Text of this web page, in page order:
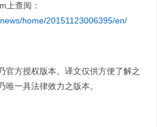
上查阅：
home/20151123006395/en/
官方授权版本。译文仅供方便了解之
唯一具法律效力之版本。